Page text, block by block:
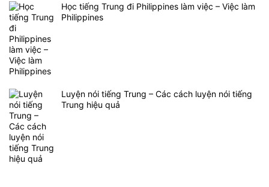
Học tiếng Trung đi Philippines làm việc – Việc làm
Philippines
Luyện nói tiếng Trung – Các cách luyện nói tiếng
Trung hiệu quả